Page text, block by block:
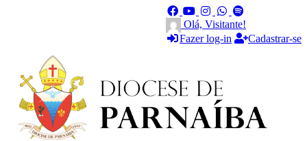
Olá, Visitante!
Fazer log-in
Cadastrar-se